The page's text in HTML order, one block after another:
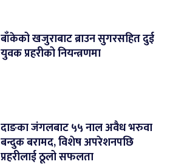
बाँकेको खजुराबाट ब्राउन सुगरसहित दुई
युवक प्रहरीको नियन्त्रणमा
दाङका जंगलबाट ५५ नाल अवैध भरुवा
बन्दुक बरामद, विशेष अपरेशनपछि
प्रहरीलाई ठूलो सफलता